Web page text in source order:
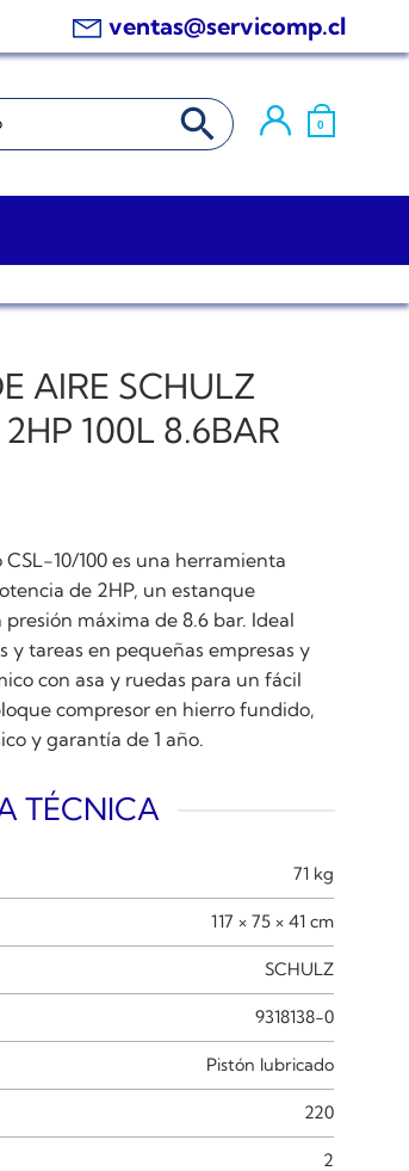
ventas@servicomp.cl
BOTÓN DE BÚSQUEDA
0
AIRE SCHULZ
100L 8.6BAR
10/100 es una herramienta
de 2HP, un estanque
máxima de 8.6 bar. Ideal
y tareas en pequeñas empresas y
con asa y ruedas para un fácil
compresor en hierro fundido,
y garantía de 1 año.
TÉCNICA
71 kg
117 × 75 × 41 cm
SCHULZ
9318138-0
Pistón lubricado
220
2